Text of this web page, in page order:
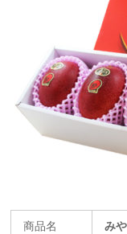
商品名
み